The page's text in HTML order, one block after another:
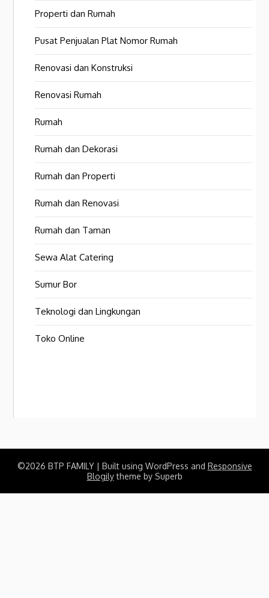
Properti dan Rumah
Pusat Penjualan Plat Nomor Rumah
Renovasi dan Konstruksi
Renovasi Rumah
Rumah
Rumah dan Dekorasi
Rumah dan Properti
Rumah dan Renovasi
Rumah dan Taman
Sewa Alat Catering
Sumur Bor
Teknologi dan Lingkungan
Toko Online
©2026 BTP FAMILY | Built using WordPress and Responsive
Blogilytheme by Superb